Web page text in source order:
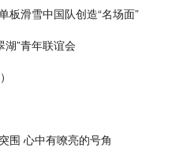
板滑雪中国队创造“名场面”
湖”青年联谊会
围 心中有嘹亮的号角